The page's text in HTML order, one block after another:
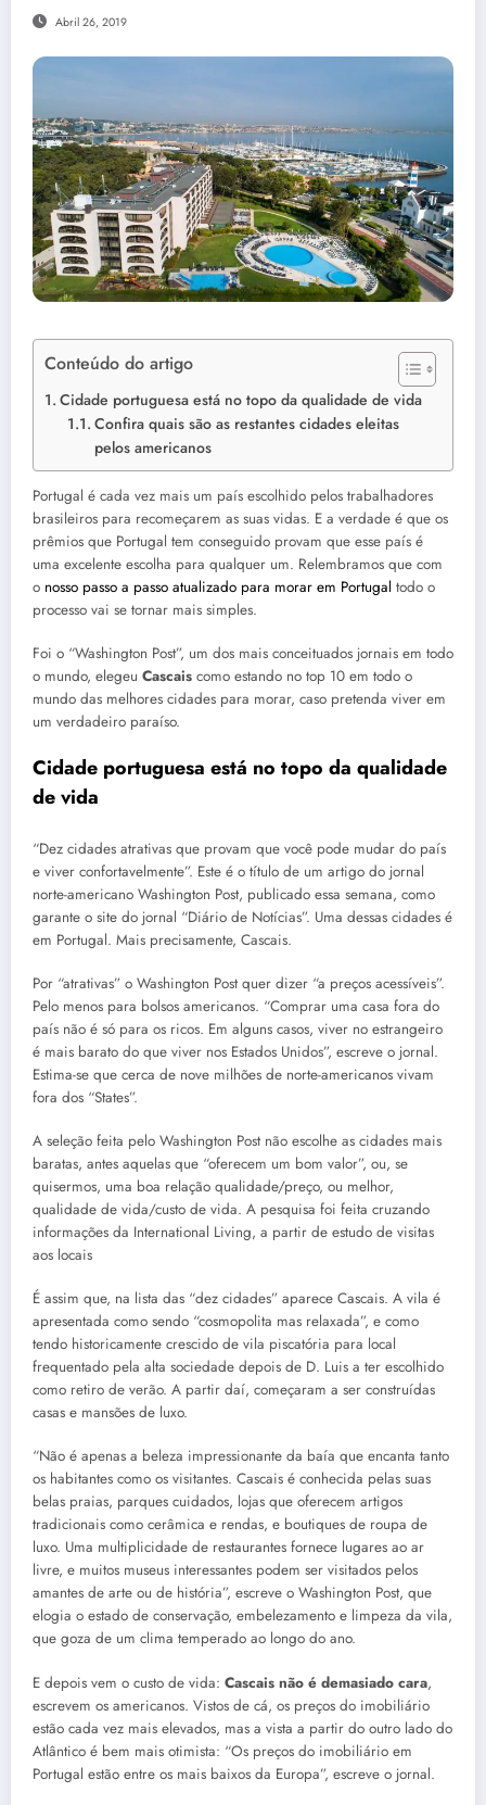
Abril 26, 2019
Conteúdo do artigo
Cidade portuguesa está no topo da qualidade de vida
Confira quais são as restantes cidades eleitas
pelos americanos
Portugal é cada vez mais um país escolhido pelos trabalhadores
brasileiros para recomeçarem as suas vidas. E a verdade é que os
prêmios que Portugal tem conseguido provam que esse país é
uma excelente escolha para qualquer um. Relembramos que com
o nosso passo a passo atualizado para morar em Portugal todo o
processo vai se tornar mais simples.
Foi o “Washington Post”, um dos mais conceituados jornais em todo
o mundo, elegeu Cascais como estando no top 10 em todo o
mundo das melhores cidades para morar, caso pretenda viver em
um verdadeiro paraíso.
Cidade portuguesa está no topo da qualidade
de vida
“Dez cidades atrativas que provam que você pode mudar do país
e viver confortavelmente”. Este é o título de um artigo do jornal
norte-americano Washington Post, publicado essa semana, como
garante o site do jornal “Diário de Notícias”. Uma dessas cidades é
em Portugal. Mais precisamente, Cascais.
Por “atrativas” o Washington Post quer dizer “a preços acessíveis”.
Pelo menos para bolsos americanos. “Comprar uma casa fora do
país não é só para os ricos. Em alguns casos, viver no estrangeiro
é mais barato do que viver nos Estados Unidos”, escreve o jornal.
Estima-se que cerca de nove milhões de norte-americanos vivam
fora dos “States”.
A seleção feita pelo Washington Post não escolhe as cidades mais
baratas, antes aquelas que “oferecem um bom valor”, ou, se
quisermos, uma boa relação qualidade/preço, ou melhor,
qualidade de vida/custo de vida. A pesquisa foi feita cruzando
informações da International Living, a partir de estudo de visitas
aos locais
É assim que, na lista das “dez cidades” aparece Cascais. A vila é
apresentada como sendo “cosmopolita mas relaxada”, e como
tendo historicamente crescido de vila piscatória para local
frequentado pela alta sociedade depois de D. Luis a ter escolhido
como retiro de verão. A partir daí, começaram a ser construídas
casas e mansões de luxo.
“Não é apenas a beleza impressionante da baía que encanta tanto
os habitantes como os visitantes. Cascais é conhecida pelas suas
belas praias, parques cuidados, lojas que oferecem artigos
tradicionais como cerâmica e rendas, e boutiques de roupa de
luxo. Uma multiplicidade de restaurantes fornece lugares ao ar
livre, e muitos museus interessantes podem ser visitados pelos
amantes de arte ou de história”, escreve o Washington Post, que
elogia o estado de conservação, embelezamento e limpeza da vila,
que goza de um clima temperado ao longo do ano.
E depois vem o custo de vida: Cascais não é demasiado cara,
escrevem os americanos. Vistos de cá, os preços do imobiliário
estão cada vez mais elevados, mas a vista a partir do outro lado do
Atlântico é bem mais otimista: “Os preços do imobiliário em
Portugal estão entre os mais baixos da Europa”, escreve o jornal.